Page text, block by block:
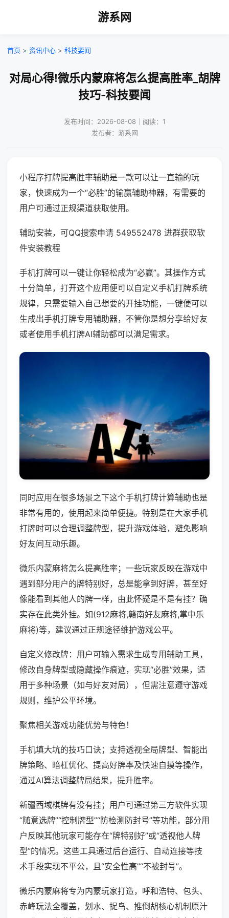
游系网
首页 > 资讯中心 > 科技要闻
对局心得!微乐内蒙麻将怎么提高胜率_胡牌
技巧-科技要闻
发布时间：2026-08-08｜阅读：1
发布者：游系网
小程序打牌提高胜率辅助是一款可以让一直输的玩
家，快速成为一个“必胜”的输赢辅助神器，有需要的
用户可通过正规渠道获取使用。
辅助安装，可QQ搜索申请 549552478 进群获取软
件安装教程
手机打牌可以一键让你轻松成为“必赢”。其操作方式
十分简单，打开这个应用便可以自定义手机打牌系统
规律，只需要输入自己想要的开挂功能，一键便可以
生成出手机打牌专用辅助器，不管你是想分享给好友
或者使用手机打牌AI辅助都可以满足需求。
同时应用在很多场景之下这个手机打牌计算辅助也是
非常有用的，使用起来简单便捷。特别是在大家手机
打牌时可以合理调整牌型，提升游戏体验，避免影响
好友间互动乐趣。
微乐内蒙麻将怎么提高胜率；一些玩家反映在游戏中
遇到部分用户的牌特别好，总是能拿到好牌，甚至好
像能看到其他人的牌一样，由此怀疑是不是有挂？确
实存在此类外挂。如(912麻将,赣南好友麻将,掌中乐
麻将)等，建议通过正规途径维护游戏公平。
自定义修改牌：用户可输入需求生成专用辅助工具，
修改自身牌型或隐藏操作痕迹，实现“必胜”效果，适
用于多种场景（如与好友对局），但需注意遵守游戏
规则，维护公平环境。
聚焦相关游戏功能优势与特色！
手机填大坑的技巧口诀；支持透视全局牌型、智能出
牌策略、暗杠优化、提高好牌率及快速自摸等操作，
通过AI算法调整牌局结果，提升胜率。
新疆西域棋牌有没有挂；用户可通过第三方软件实现
“随意选牌”“控制牌型”“防检测防封号”等功能，部分用
户反映其他玩家可能存在“牌特别好”或“透视他人牌
型”的情况。这些工具通过后台运行、自动连接等技
术手段实现不平公，且“安全性高”“不被封号”。
微乐内蒙麻将专为内蒙玩家打造，呼和浩特、包头、
赤峰玩法全覆盖，划水、捉鸟、推倒胡核心机制原汁